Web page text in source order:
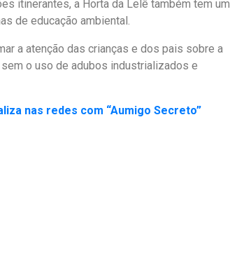
itinerantes, a Horta da Lelê também tem um
de educação ambiental.
a atenção das crianças e dos pais sobre a
o uso de adubos industrializados e
nas redes com “Aumigo Secreto”